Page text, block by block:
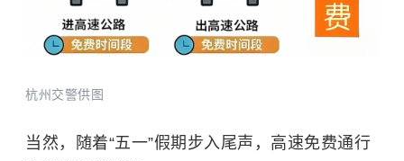
杭州交警供图
当然，随着“五一”假期步入尾声，高速免费通行